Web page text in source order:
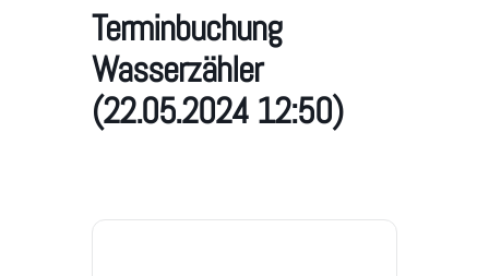
Terminbuchung
Wasserzähler
(22.05.2024 12:50)